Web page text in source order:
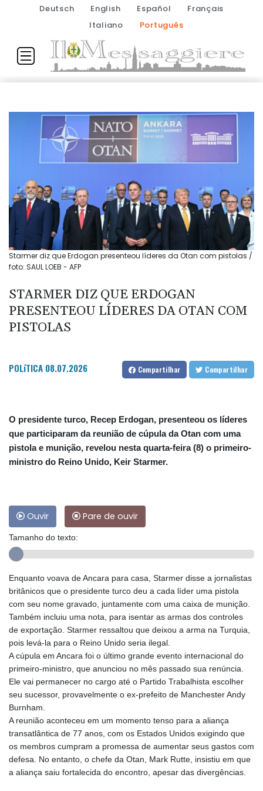
Deutsch English Español
Français
Italiano
Português
Starmer diz que Erdogan presenteou líderes da Otan com pistolas /
foto: SAUL LOEB - AFP
STARMER DIZ QUE ERDOGAN
PRESENTEOU LÍDERES DA OTAN COM
PISTOLAS
POLíTICA 08.07.2026 Compartilhar Compartilhar
O presidente turco, Recep Erdogan, presenteou os líderes
que participaram da reunião de cúpula da Otan com uma
pistola e munição, revelou nesta quarta-feira (8) o primeiro-
ministro do Reino Unido, Keir Starmer.
Ouvir Pare de ouvir
Tamanho do texto:
Enquanto voava de Ancara para casa, Starmer disse a jornalistas
britânicos que o presidente turco deu a cada líder uma pistola
com seu nome gravado, juntamente com uma caixa de munição.
Também incluiu uma nota, para isentar as armas dos controles
de exportação. Starmer ressaltou que deixou a arma na Turquia,
pois levá-la para o Reino Unido seria ilegal.
A cúpula em Ancara foi o último grande evento internacional do
primeiro-ministro, que anunciou no mês passado sua renúncia.
Ele vai permanecer no cargo até o Partido Trabalhista escolher
seu sucessor, provavelmente o ex-prefeito de Manchester Andy
Burnham.
A reunião aconteceu em um momento tenso para a aliança
transatlântica de 77 anos, com os Estados Unidos exigindo que
os membros cumpram a promessa de aumentar seus gastos com
defesa. No entanto, o chefe da Otan, Mark Rutte, insistiu em que
a aliança saiu fortalecida do encontro, apesar das divergências.